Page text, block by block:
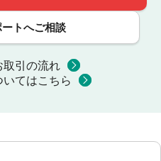
トへご相談
取引の流れ
てはこちら